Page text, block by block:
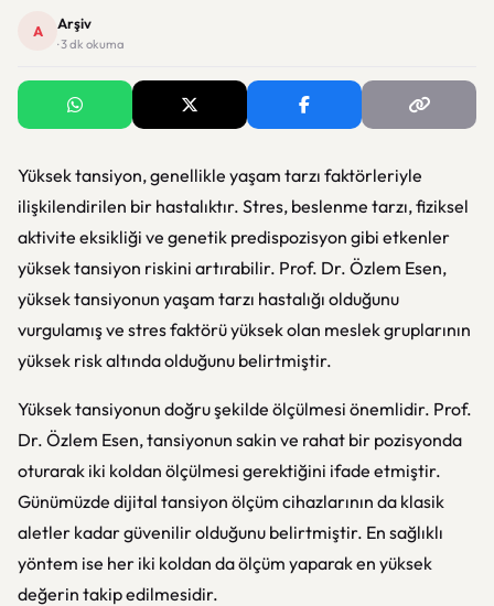
A Arşiv
· 3 dk okuma
Yüksek tansiyon, genellikle yaşam tarzı faktörleriyle
ilişkilendirilen bir hastalıktır. Stres, beslenme tarzı, fiziksel
aktivite eksikliği ve genetik predispozisyon gibi etkenler
yüksek tansiyon riskini artırabilir. Prof. Dr. Özlem Esen,
yüksek tansiyonun yaşam tarzı hastalığı olduğunu
vurgulamış ve stres faktörü yüksek olan meslek gruplarının
yüksek risk altında olduğunu belirtmiştir.
Yüksek tansiyonun doğru şekilde ölçülmesi önemlidir. Prof.
Dr. Özlem Esen, tansiyonun sakin ve rahat bir pozisyonda
oturarak iki koldan ölçülmesi gerektiğini ifade etmiştir.
Günümüzde dijital tansiyon ölçüm cihazlarının da klasik
aletler kadar güvenilir olduğunu belirtmiştir. En sağlıklı
yöntem ise her iki koldan da ölçüm yaparak en yüksek
değerin takip edilmesidir.